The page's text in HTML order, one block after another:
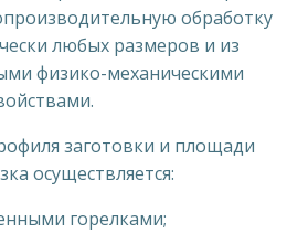
обработку
любых размеров и из
физико-механическими
заготовки и площади
осуществляется:
горелками;